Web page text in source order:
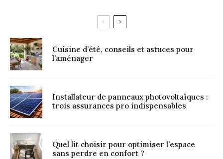
Cuisine d’été, conseils et astuces pour
l’aménager
Installateur de panneaux photovoltaïques :
trois assurances pro indispensables
Quel lit choisir pour optimiser l’espace
sans perdre en confort ?